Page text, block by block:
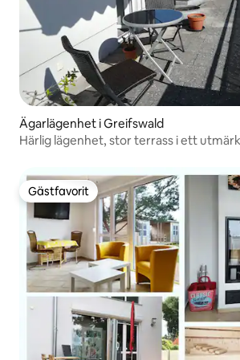
Ägarlägenhet i Greifswald
Härlig lägenhet, stor terrass i ett
Gästfavorit
Gästfavorit